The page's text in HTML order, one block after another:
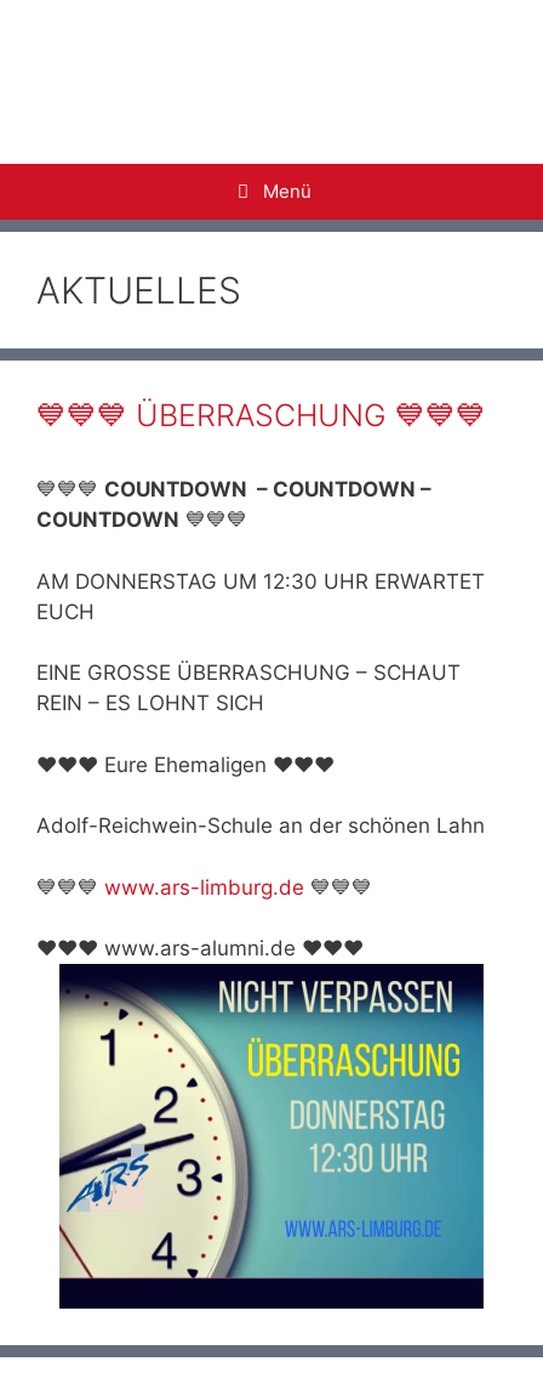
Menü
AKTUELLES
💙💙💙 ÜBERRASCHUNG 💙💙💙
💙💙💙 COUNTDOWN – COUNTDOWN –
COUNTDOWN 💙💙💙
AM DONNERSTAG UM 12:30 UHR ERWARTET
EUCH
EINE GROSSE ÜBERRASCHUNG – SCHAUT
REIN – ES LOHNT SICH
❤️❤️❤️ Eure Ehemaligen ❤️❤️❤️
Adolf-Reichwein-Schule an der schönen Lahn
💙💙💙 www.ars-limburg.de 💙💙💙
❤️❤️❤️ www.ars-alumni.de ❤️❤️❤️